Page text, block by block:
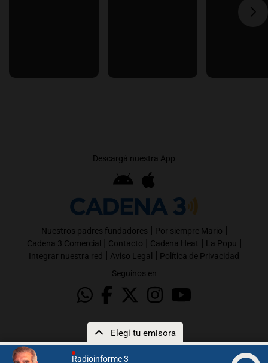
Radioinforme 3
Elegí tu emisora
Descargá nuestra App
Nuestros padres fundadores | Por siempre Mario |
Cadena 3 Comercial | Contacto | Cadena Heat | La Popu |
Integrar nuestra red | Aviso Legal | Política de Privacidad
Seguinos en